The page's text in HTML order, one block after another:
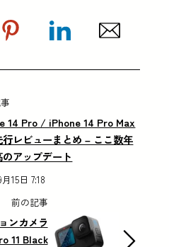
14 Pro / iPhone 14 Pro Max
行レビューまとめ – ここ数年
アップデート
月15日 7:18
前の記事
ンカメラ
11 Black